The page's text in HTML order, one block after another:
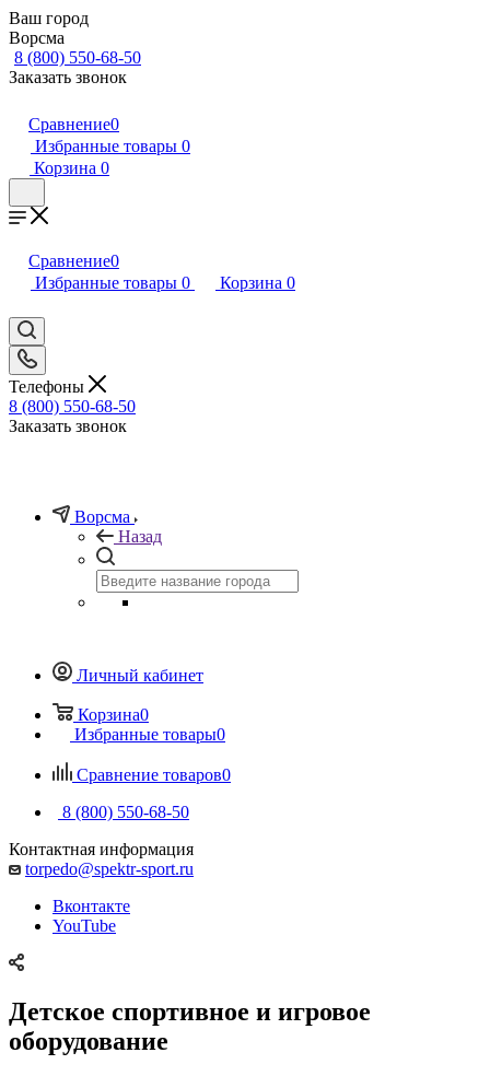
Ваш город
Ворсма
8 (800) 550-68-50
Заказать звонок
Сравнение0
Избранные товары 0
Корзина 0
Сравнение0
Избранные товары 0 Корзина 0
Телефоны
8 (800) 550-68-50
Заказать звонок
Ворсма
Назад
Личный кабинет
Корзина0
Избранные товары0
Сравнение товаров0
8 (800) 550-68-50
Контактная информация
torpedo@spektr-sport.ru
Вконтакте
YouTube
Детское спортивное и игровое
оборудование